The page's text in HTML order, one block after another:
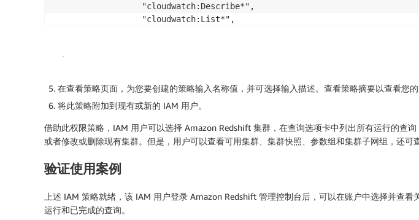
                "cloudwatch:Describe*",
                "cloudwatch:List*",
            "Effect": "Allow",
        }
}
在查看策略页面，为您要创建的策略输入名称值，并可选择输入描述。查看策略摘要以查看您
将此策略附加到现有或新的 IAM 用户。
借助此权限策略，IAM 用户可以选择 Amazon Redshift 集群，在查询选项卡中列出所有运行的查
或者修改或删除现有集群。但是，用户可以查看可用集群、集群快照、参数组和集群子网组，还可
验证使用案例
上述 IAM 策略就绪，该 IAM 用户登录 Amazon Redshift 管理控制台后，可以在账户中选择并查
运行和已完成的查询。